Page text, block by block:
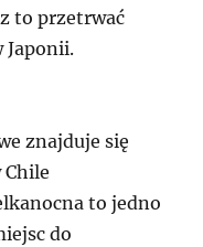
to przetrwać
Japonii.
znajduje się
to jedno
do